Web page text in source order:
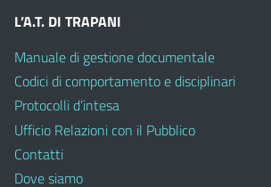
L’A.T. DI TRAPANI
Manuale di gestione documentale
Codici di comportamento e disciplinari
Protocolli d’intesa
Ufficio Relazioni con il Pubblico
Contatti
Dove siamo